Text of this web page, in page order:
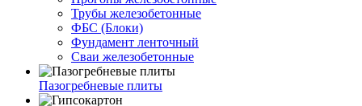
Трубы железобетонные
ФБС (Блоки)
Фундамент ленточный
Сваи железобетонные
Пазогребневые плиты